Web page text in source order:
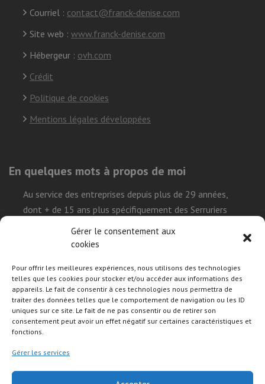
Gérer le consentement aux
cookies
Pour offrir les meilleures expériences, nous utilisons des technologies
telles que les cookies pour stocker et/ou accéder aux informations des
appareils. Le fait de consentir à ces technologies nous permettra de
traiter des données telles que le comportement de navigation ou les ID
uniques sur ce site. Le fait de ne pas consentir ou de retirer son
consentement peut avoir un effet négatif sur certaines caractéristiques et
fonctions.
Gérer les services
Courriel : contact@franck-denise.com
Site web : www.franck-denise.com
Hébergeur : ovh.com
Crédit
Politique de cookies
Mentions légales développées
En quelques mots à propos de moi
Au service des entreprises depuis plus de 29 années,
dont + de 15 ans plus spécifiquement des Serruriers
Urgentistes, ma mission est de simplifier la réalisation
leur projet sur le Web et démystifier l’environnement
permettant de construire leurs présences de façon
efficace, durable et autonome.
Suivre mon activité sur les réseaux sociaux